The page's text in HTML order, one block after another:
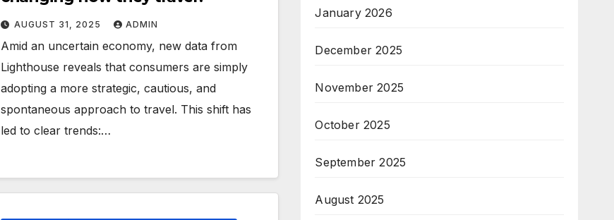
AUGUST 31, 2025 ADMIN
Amid an uncertain economy, new data from
Lighthouse reveals that consumers are simply
adopting a more strategic, cautious, and
spontaneous approach to travel. This shift has
led to clear trends:…
January 2026
December 2025
November 2025
October 2025
September 2025
August 2025